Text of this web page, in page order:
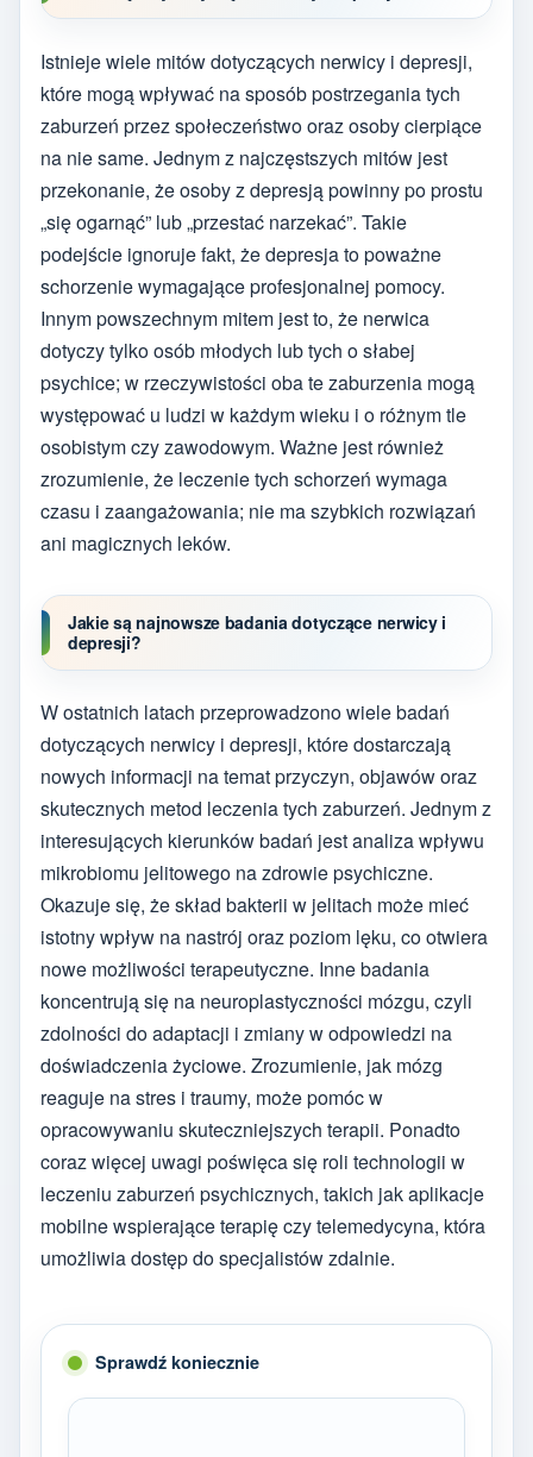
Istnieje wiele mitów dotyczących nerwicy i depresji,
które mogą wpływać na sposób postrzegania tych
zaburzeń przez społeczeństwo oraz osoby cierpiące
na nie same. Jednym z najczęstszych mitów jest
przekonanie, że osoby z depresją powinny po prostu
„się ogarnąć” lub „przestać narzekać”. Takie
podejście ignoruje fakt, że depresja to poważne
schorzenie wymagające profesjonalnej pomocy.
Innym powszechnym mitem jest to, że nerwica
dotyczy tylko osób młodych lub tych o słabej
psychice; w rzeczywistości oba te zaburzenia mogą
występować u ludzi w każdym wieku i o różnym tle
osobistym czy zawodowym. Ważne jest również
zrozumienie, że leczenie tych schorzeń wymaga
czasu i zaangażowania; nie ma szybkich rozwiązań
ani magicznych leków.
Jakie są najnowsze badania dotyczące nerwicy i
depresji?
W ostatnich latach przeprowadzono wiele badań
dotyczących nerwicy i depresji, które dostarczają
nowych informacji na temat przyczyn, objawów oraz
skutecznych metod leczenia tych zaburzeń. Jednym z
interesujących kierunków badań jest analiza wpływu
mikrobiomu jelitowego na zdrowie psychiczne.
Okazuje się, że skład bakterii w jelitach może mieć
istotny wpływ na nastrój oraz poziom lęku, co otwiera
nowe możliwości terapeutyczne. Inne badania
koncentrują się na neuroplastyczności mózgu, czyli
zdolności do adaptacji i zmiany w odpowiedzi na
doświadczenia życiowe. Zrozumienie, jak mózg
reaguje na stres i traumy, może pomóc w
opracowywaniu skuteczniejszych terapii. Ponadto
coraz więcej uwagi poświęca się roli technologii w
leczeniu zaburzeń psychicznych, takich jak aplikacje
mobilne wspierające terapię czy telemedycyna, która
umożliwia dostęp do specjalistów zdalnie.
Sprawdź koniecznie